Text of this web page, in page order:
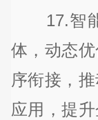
17.智能
体，动态
序衔接，
应用，提